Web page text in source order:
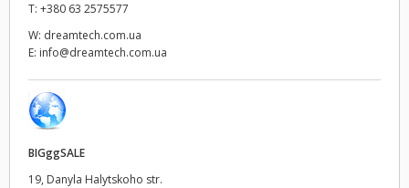
Netherlands
New Zealand
T: +380 63 2575577
W: dreamtech.com.ua
E: info@dreamtech.com.ua
BIGggSALE
19, Danyla Halytskoho str.